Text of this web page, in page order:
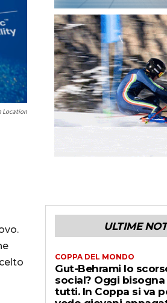
Location
ULTIME
COPPA DEL MONDO
Gut-Behrami lo
social? Oggi
tutti. In Coppa si va